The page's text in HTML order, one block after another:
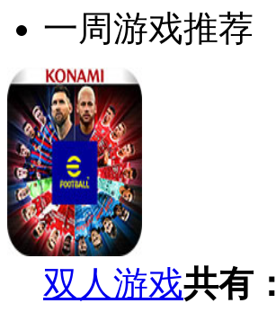
一周游戏推荐
双人游戏共有：